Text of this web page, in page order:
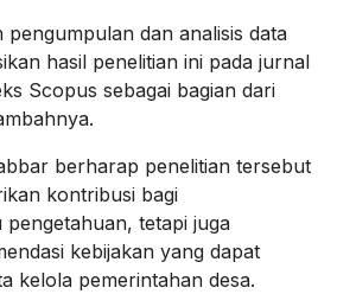
pengumpulan dan analisis data
hasil penelitian ini pada jurnal
Scopus sebagai bagian dari
berharap penelitian tersebut
kontribusi bagi
pengetahuan, tetapi juga
kebijakan yang dapat
kelola pemerintahan desa.